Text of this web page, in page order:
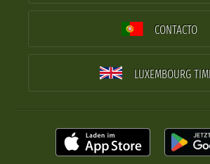
CONTACTO
LUXEMBOURG